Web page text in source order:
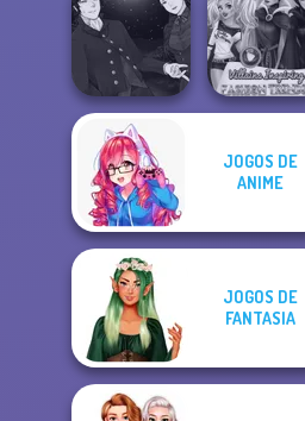
Manga Creator
Vampire Hunter
P...
BFFs Weirdcore
Aesthetic
Manga Creator
Vampire Hunter
P...
Villains
JOGOS DE
ANIME
JOGOS DE
FANTASIA